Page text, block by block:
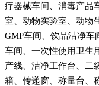
疗器械车间、消毒产品
室、动物实验室、动物
GMP车间、饮品洁净
车间、一次性使用卫生
产线、洁净工作台、二
箱、传递窗、称量台、